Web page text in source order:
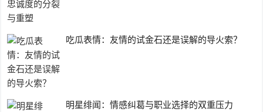
吃瓜表情：友情的试金石还是误解的导火索？
明星绯闻：情感纠葛与职业选择的双重压力